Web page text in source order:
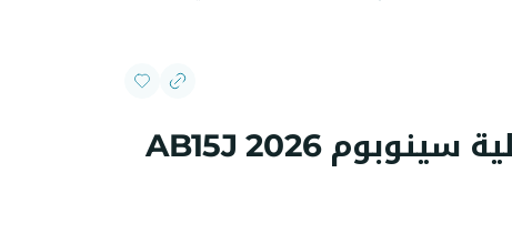
رافعة ذراع مفصلية سينوبوم 2026 AB15J